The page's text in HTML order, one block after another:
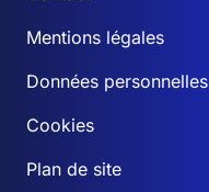
Mentions légales
Données personnelles
Cookies
Plan de site